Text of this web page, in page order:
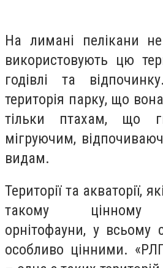
На лимані пелікани не
використовують цю
годівлі та
територія парку, що
тільки птахам, що
мігруючим,
видам.
Території та акваторії,
такому цінному
орнітофауни, у всьому
особливо цінними.